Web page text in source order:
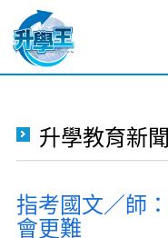
升學教育新
指考國文／師
會更難